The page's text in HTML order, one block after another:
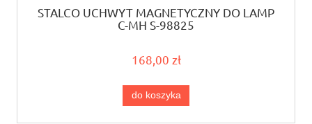
STALCO UCHWYT MAGNETYCZNY DO LAMP
C-MH S-98825
168,00 zł
do koszyka